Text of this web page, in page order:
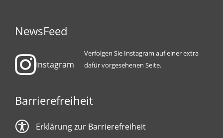
NewsFeed
Instagram
Verfolgen Sie Instagram auf einer extra
dafür vorgesehenen Seite.
Barrierefreiheit
Erklärung zur Barrierefreiheit